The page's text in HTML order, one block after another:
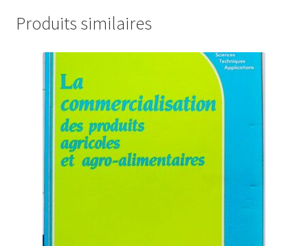
Produits similaires